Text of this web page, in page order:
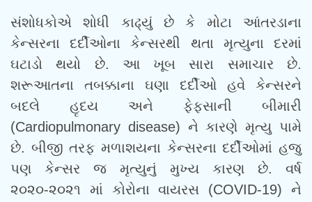
સંશોધકોએ શોધી કાઢ્યું છે કે મોટા આંતરડાના
કેન્સરના દર્દીઓના કેન્સરથી થતા મૃત્યુના દરમાં
ઘટાડો થયો છે. આ ખૂબ સારા સમાચાર છે.
શરૂઆતના તબક્કાના ઘણા દર્દીઓ હવે કેન્સરને
બદલે હૃદય અને ફેફસાની બીમારી
(Cardiopulmonary disease) ને કારણે મૃત્યુ પામે
છે. બીજી તરફ મળાશયના કેન્સરના દર્દીઓમાં હજુ
પણ કેન્સર જ મૃત્યુનું મુખ્ય કારણ છે. વર્ષ
૨૦૨૦-૨૦૨૧ માં કોરોના વાયરસ (COVID-19) ને